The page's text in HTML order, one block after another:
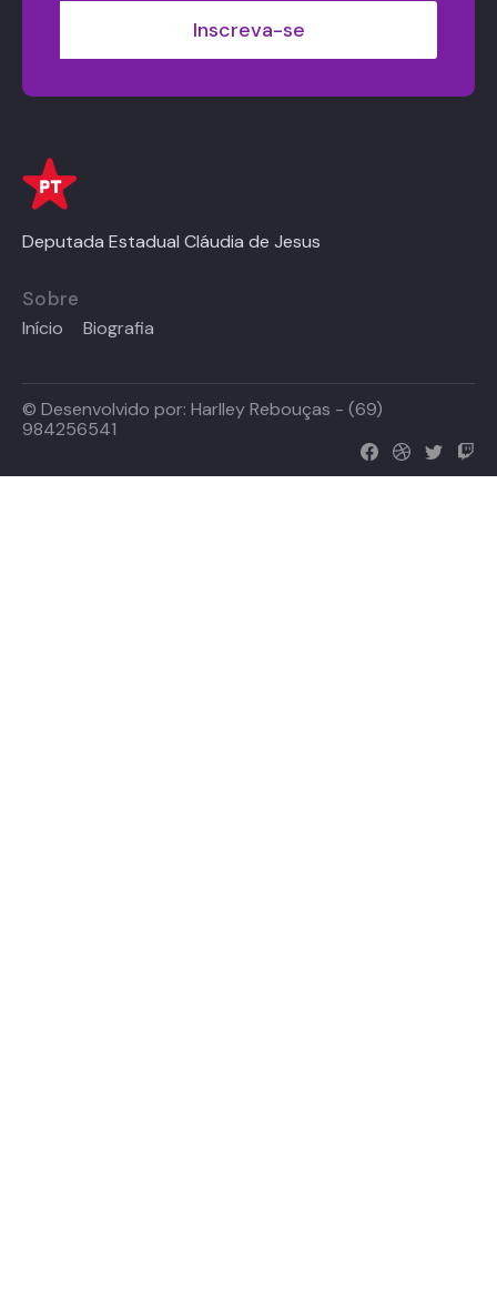
Deputada Estadual Cláudia de Jesus
Sobre
Início Biografia
© Desenvolvido por: Harlley Rebouças - (69)
984256541